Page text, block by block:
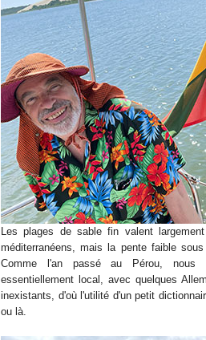
Les plages de sable fin valent
méditerranéens, mais la pente faible
Comme l'an passé au Pérou, nous
essentiellement local, avec quelques
inexistants, d'où l'utilité d'un petit
ou là.